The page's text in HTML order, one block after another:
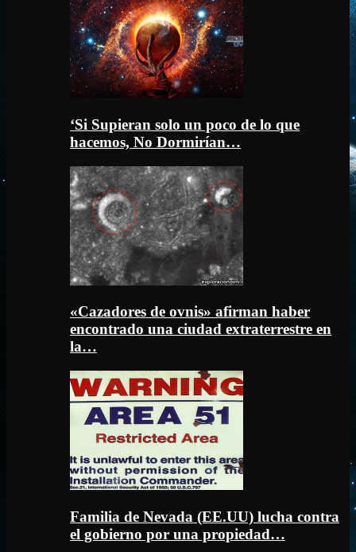
‘Si Supieran solo un poco de lo que
hacemos, No Dormirían…
«Cazadores de ovnis» afirman haber
encontrado una ciudad extraterrestre en
la…
Familia de Nevada (EE.UU) lucha contra
el gobierno por una propiedad…